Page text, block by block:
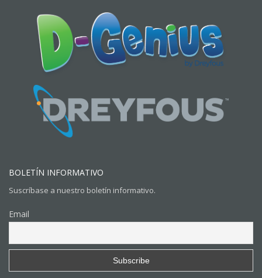
BOLETÍN INFORMATIVO
Suscríbase a nuestro boletín informativo.
Email